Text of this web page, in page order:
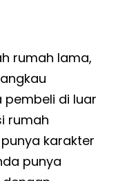
rumah lama,
pembeli di luar
rumah
karakter
punya